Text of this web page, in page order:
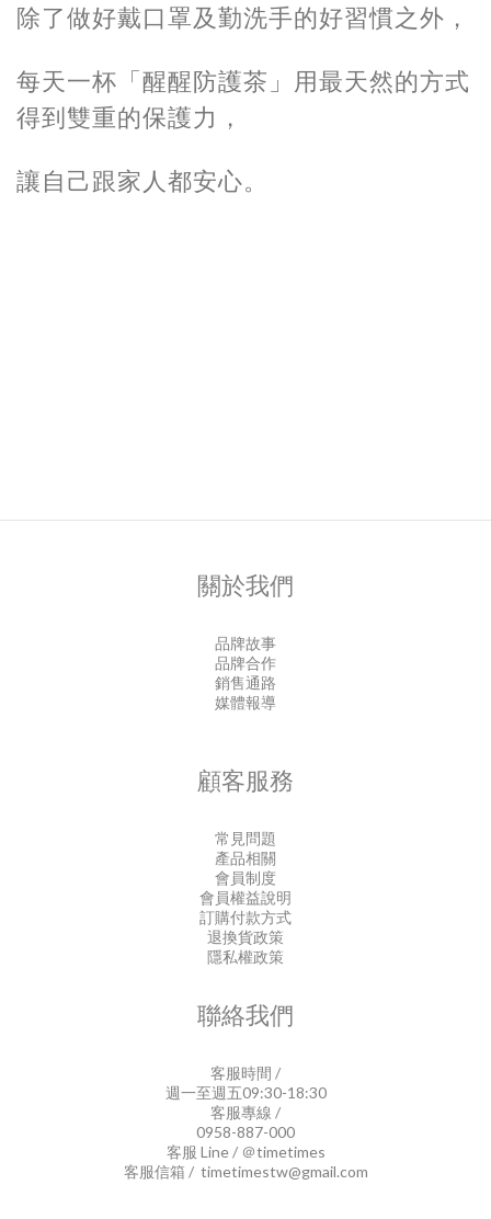
除了做好戴口罩及勤洗手的好習慣之外，
每天一杯「醒醒防護茶」用最天然的方式
得到雙重的保護力，
讓自己跟家人都安心。
關於我們
品牌故事
品牌合作
銷售通路
媒體報導
顧客服務
常見問題
產品相關
會員制度
會員權益說明
訂購付款方式
退換貨政策
隱私權政策
聯絡我們
客服時間 /
週一至週五09:30-18:30
客服專線 /
0958-887-000
客服 Line / ＠timetimes
客服信箱 / timetimestw@gmail.com